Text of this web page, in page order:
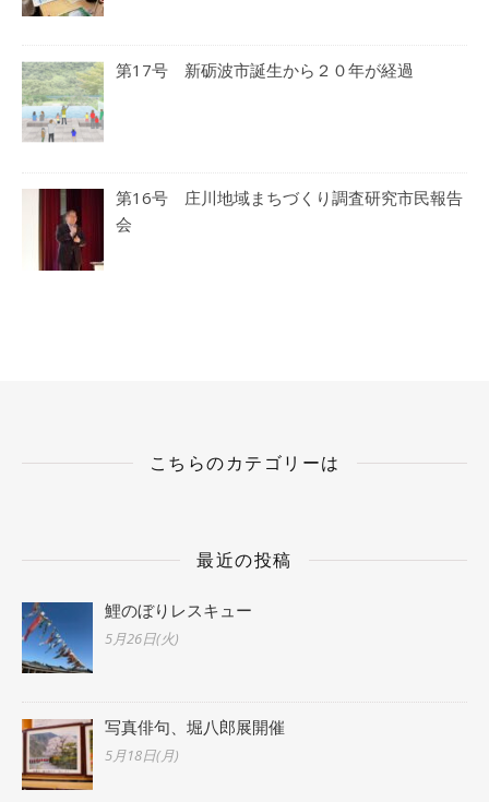
第17号 新砺波市誕生から２０年が経過
第16号 庄川地域まちづくり調査研究市民報告
会
こちらのカテゴリーは
最近の投稿
鯉のぼりレスキュー
5月26日(火)
写真俳句、堀八郎展開催
5月18日(月)